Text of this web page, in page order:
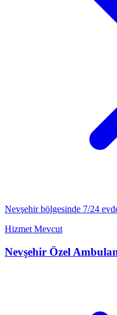
Nevşehirbölgesinde 7/24
Hizmet Mevcut
Nevşehir Özel